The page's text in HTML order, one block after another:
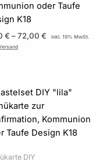
oder Taufe
K18
€ –72,00 €
inkl. 19% MwSt.
DIY
Preisspanne:
42,00 €